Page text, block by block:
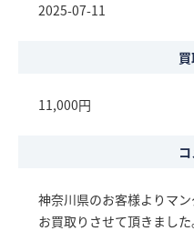
2025-07-11
11,000円
神奈川県のお客様よりマ
お買取りさせて頂きました